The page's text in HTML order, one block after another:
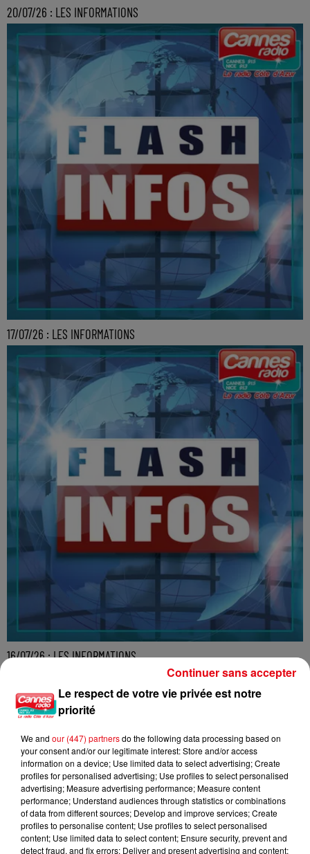
20/07/26 : LES INFORMATIONS
17/07/26 : LES INFORMATIONS
16/07/26 : LES INFORMATIONS
Le respect de votre vie privée est notre
priorité
We and our (447) partnersdo the following data processing based on
your consent and/or our legitimate interest: Store and/or access
information on a device; Use limited data to select advertising; Create
profiles for personalised advertising; Use profiles to select personalised
advertising; Measure advertising performance; Measure content
performance; Understand audiences through statistics or combinations
of data from different sources; Develop and improve services; Create
profiles to personalise content; Use profiles to select personalised
content; Use limited data to select content; Ensure security, prevent and
detect fraud, and fix errors; Deliver and present advertising and content;
Continuer sans accepter